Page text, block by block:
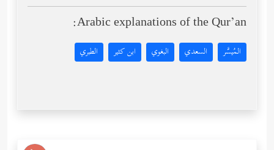
Arabic explanations of the Qur’an:
المُيسَّر السعدي البغوي ابن كثير الطبري